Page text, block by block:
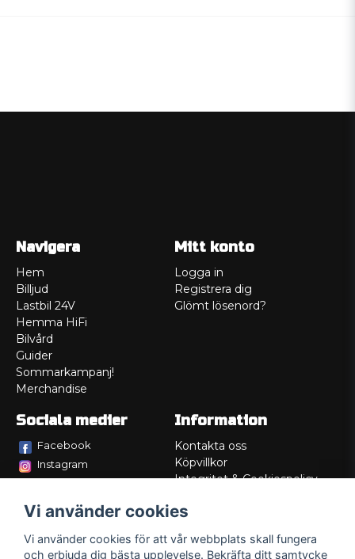
Navigera
Hem
Billjud
Lastbil 24V
Hemma HiFi
Bilvård
Guider
Sommarkampanj!
Merchandise
Mitt konto
Logga in
Registrera dig
Glömt lösenord?
Sociala medier
Facebook
Instagram
Information
Kontakta oss
Köpvillkor
Integritet & Cookiespolicy
Service/Garanti
Lådritning
Vi använder cookies
Vi använder cookies för att vår webbplats skall fungera
och erbjuda dig bästa upplevelse. Bekräfta ditt samtycke